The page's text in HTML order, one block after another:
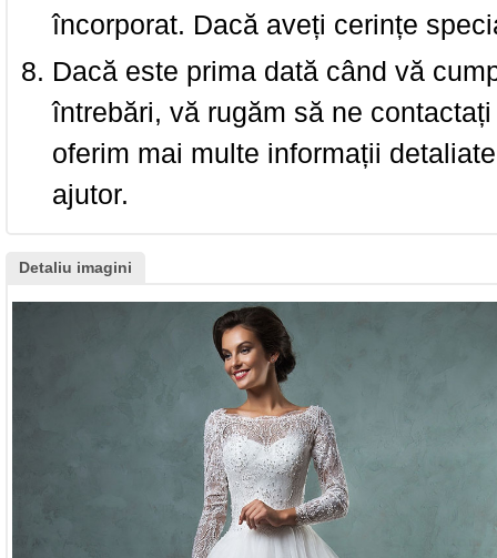
încorporat. Dacă aveți cerințe
Dacă este prima dată când vă
întrebări, vă rugăm să ne
oferim mai multe informații
ajutor.
Detaliu imagini